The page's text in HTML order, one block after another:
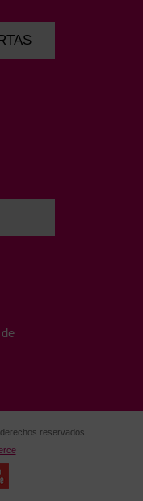
reservados.